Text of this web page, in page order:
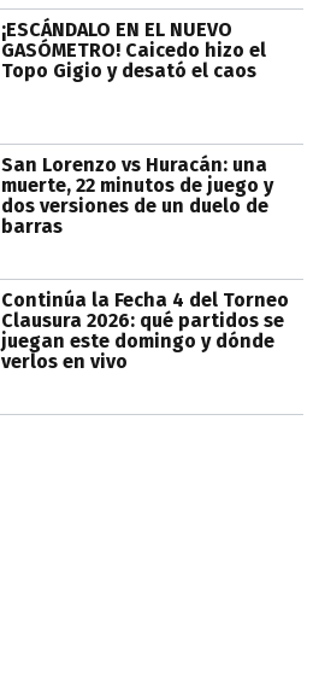
¡ESCÁNDALO EN EL NUEVO
GASÓMETRO! Caicedo hizo el
Topo Gigio y desató el caos
San Lorenzo vs Huracán: una
muerte, 22 minutos de juego y
dos versiones de un duelo de
barras
Continúa la Fecha 4 del Torneo
Clausura 2026: qué partidos se
juegan este domingo y dónde
verlos en vivo